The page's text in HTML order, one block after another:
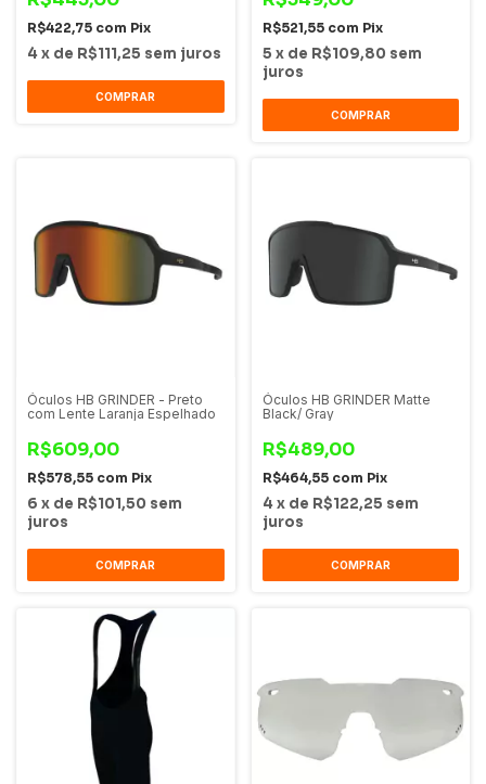
R$422,75 com Pix
4x de R$111,25 sem juros
COMPRAR
R$521,55 com Pix
5 x de R$109,80 sem
juros
COMPRAR
Óculos HB GRINDER - Preto
com Lente Laranja Espelhado
R$609,00
R$578,55 com Pix
6 x de R$101,50 sem
juros
COMPRAR
Óculos HB GRINDER Matte
Black/ Gray
R$489,00
R$464,55 com Pix
4 x de R$122,25 sem
juros
COMPRAR